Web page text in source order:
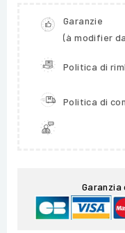
Garanzie
(à modifier
Politica di
Politica di
Garanzia